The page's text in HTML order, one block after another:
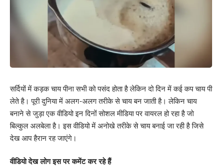
सर्दियों में कड़क चाय पीना सभी को पसंद होता है लेकिन दो दिन में कई कप चाय पी
लेते है। पूरी दुनिया में अलग-अलग तरीके से चाय बन जाती है। लेकिन चाय
बनाने से जुड़ा एक वीडियो इन दिनों सोशल मीडिया पर वायरल हो रहा है जो
बिल्कुल अलबेला है। इस वीडियो में अनोखे तरीके से चाय बनाई जा रही है जिसे
देख आप हैरान रह जाएंगे।
वीडियो देख लोग इस पर कमेंट कर रहे हैं